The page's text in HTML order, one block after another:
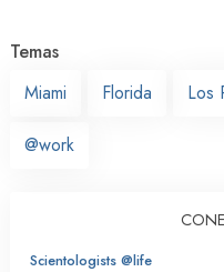
Temas
Miami
Florida Los
@work
Scientologists @life